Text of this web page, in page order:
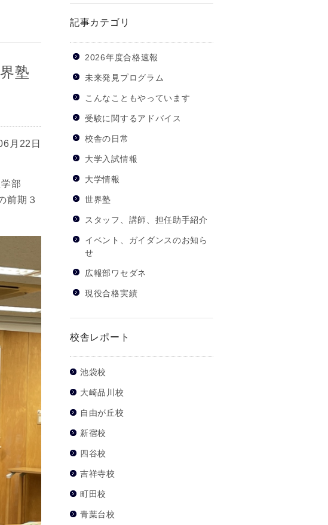
塾
月22日
部
前期３
記事カテゴリ
2026年度合格速報
未来発見プログラム
こんなこともやっています
受験に関するアドバイス
校舎の日常
大学入試情報
大学情報
世界塾
スタッフ、講師、担任助手紹介
イベント、ガイダンスのお知ら
せ
広報部ワセダネ
現役合格実績
校舎レポート
池袋校
大崎品川校
自由が丘校
新宿校
四谷校
吉祥寺校
町田校
青葉台校